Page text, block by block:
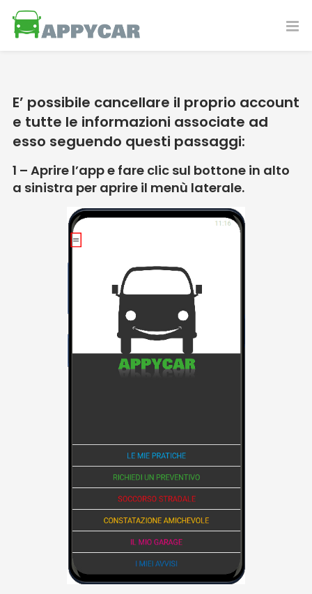
E’ possibile cancellare il proprio account
e tutte le informazioni associate ad
esso seguendo questi passaggi:
1 – Aprire l’app e fare clic sul bottone in alto
a sinistra per aprire il menù laterale.